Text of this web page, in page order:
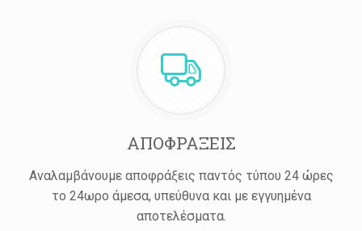
ΑΠΟΦΡΑΞΕΙΣ
Αναλαμβάνουμε αποφράξεις παντός τύπου 24 ώρες
το 24ωρο άμεσα, υπεύθυνα και με εγγυημένα
αποτελέσματα.